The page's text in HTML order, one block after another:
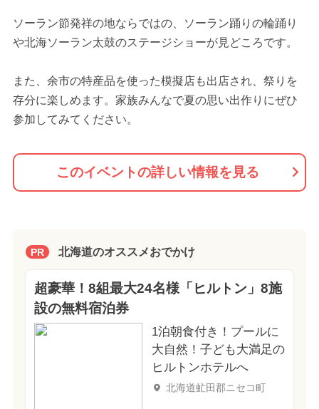
ソーラン節発祥の地ならではの、ソーラン踊りの輪踊り
や北海ソーラン太鼓のステージショーが見どころです。
また、余市の特産品を使った模擬店も出店され、祭りを
存分に楽しめます。家族みんなで夏の思い出作りにぜひ
参加してみてください。
このイベントの詳しい情報を見る
PR 北海道のオススメおでかけ
超豪華！8組最大24名様「ヒルトン」8施
設の無料宿泊券
1泊朝食付き！プールに
大自然！子ども大満足の
ヒルトンホテルへ
北海道虻田郡ニセコ町